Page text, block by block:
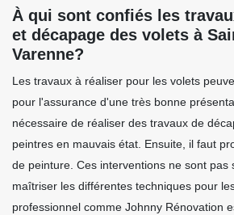
À qui sont confiés les
et décapage des volets à
Varenne?
Les travaux à réaliser pour les volets
pour l'assurance d'une très bonne
nécessaire de réaliser des travaux de
peintres en mauvais état. Ensuite, il faut
de peinture. Ces interventions ne sont pas
maîtriser les différentes techniques pour
professionnel comme Johnny Rénovation